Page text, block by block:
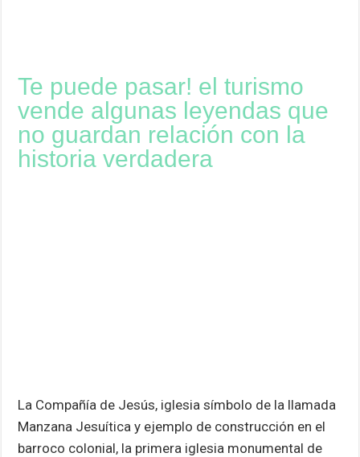
Te puede pasar! el turismo
vende algunas leyendas que
no guardan relación con la
historia verdadera
La Compañía de Jesús, iglesia símbolo de la llamada
Manzana Jesuítica y ejemplo de construcción en el
barroco colonial, la primera iglesia monumental de